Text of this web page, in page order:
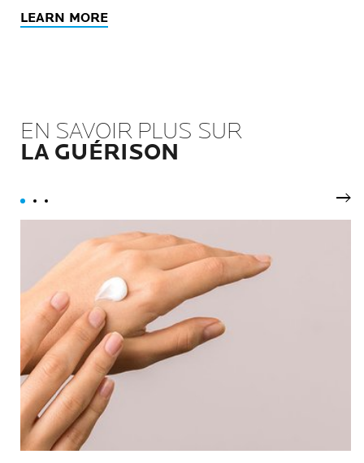
LEARN MORE
EN SAVOIR PLUS SUR
LA GUÉRISON